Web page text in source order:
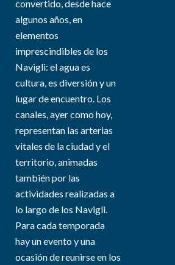
convertido, desde hace
algunos años, en
elementos
imprescindibles de los
Navigli: el agua es
cultura, es diversión y un
lugar de encuentro. Los
canales, ayer como hoy,
representan las arterias
vitales de la ciudad y el
territorio, animadas
también por las
actividades realizadas a
lo largo de los Navigli.
Para cada temporada
hay un evento y una
ocasión de reunirse en los